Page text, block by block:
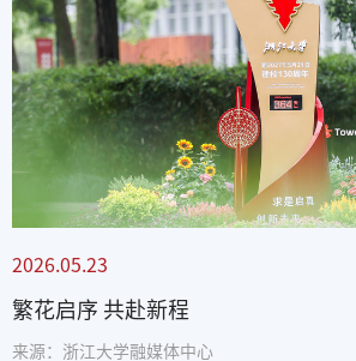
2026.05.23
繁花启序 共赴新程
来源：浙江大学融媒体中心